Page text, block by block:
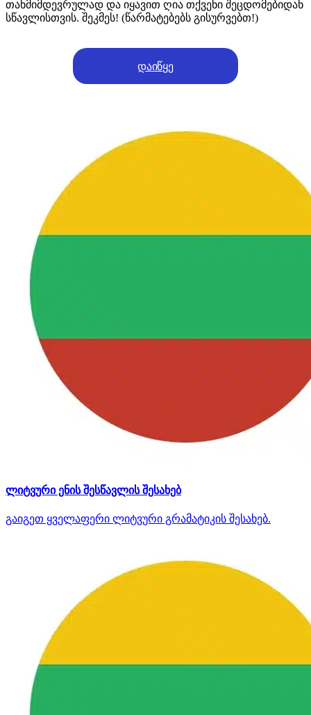
თანმიმდევრულად და იყავით ღია თქვენი შეცდომებიდან
სწავლისთვის. შეკმეს! (წარმატებებს გისურვებთ!)
დაიწყე
ლიტვური ენის შესწავლის შესახებ
გაიგეთ ყველაფერი ლიტვური გრამატიკის შესახებ.